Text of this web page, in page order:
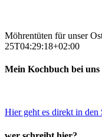
Möhrentüten für unser
25T04:29:18+02:00
Mein Kochbuch bei uns
Hier geht es direkt in den